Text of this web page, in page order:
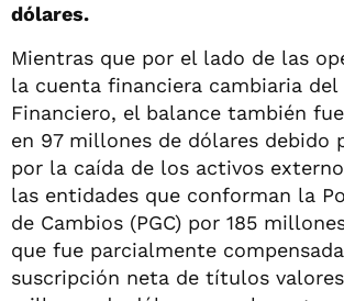
dólares.
Mientras que por el lado de las
la cuenta financiera cambiaria del
Financiero, el balance también
en 97 millones de dólares debido
por la caída de los activos
las entidades que conforman la
de Cambios (PGC) por 185
que fue parcialmente
suscripción neta de títulos